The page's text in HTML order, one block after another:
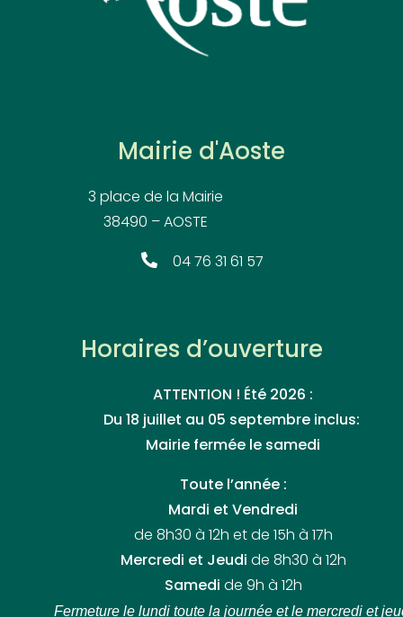
Mairie d'Aoste
3 place de la Mairie
38490 – AOSTE
04 76 31 61 57
Horaires d’ouverture
ATTENTION ! Été 2026 :
Du 18 juillet au 05 septembre inclus:
Mairie fermée le samedi
Toute l’année :
Mardi et Vendredi
de 8h30 à 12h et de 15h à 17h
Mercredi et Jeudi de 8h30 à 12h
Samedi de 9h à 12h
Fermeture le lundi toute la journée et le mercredi et